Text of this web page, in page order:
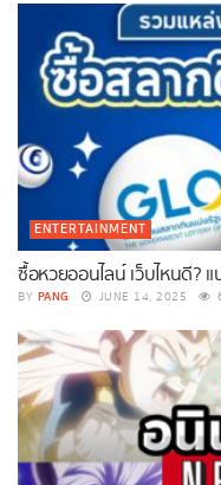
ENTERTAINMENT
ซื้อหวยออนไลน์ เว็บไหนดี?
BY PANG JUNE 14, 2025